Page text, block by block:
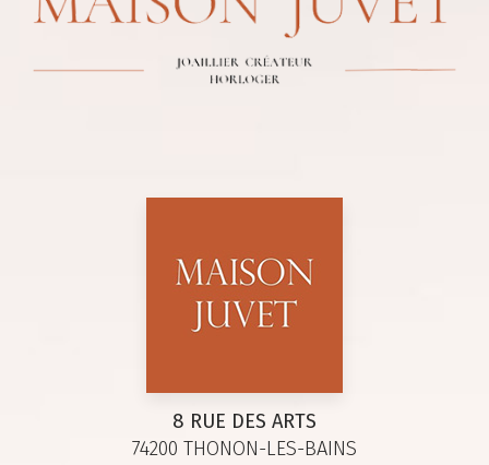
8 RUE DES ARTS
74200 THONON-LES-BAINS